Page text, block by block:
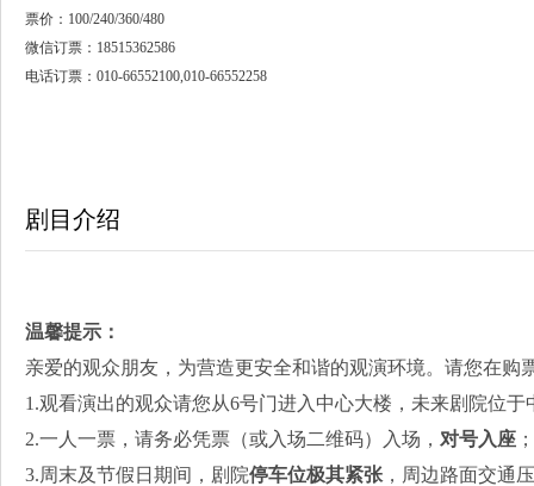
票价：100/240/360/480
微信订票：18515362586
电话订票：010-66552100,010-66552258
剧目介绍
温馨提示 ：
亲爱的观众朋友，为营造更安全和谐的观演环境。请您在购
1.观看演出的观众请您从6号门进入中心大楼，未来剧院位于
2.一人一票，请务必凭票（或入场二维码）入场， 对号入座 ；
3.周末及节假日期间，剧院停车位极其紧张 ，周边路面交通